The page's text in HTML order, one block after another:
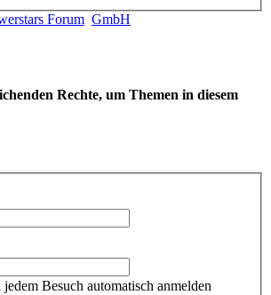
Forum GmbH
Rechte, um Themen in diesem
Besuch automatisch anmelden